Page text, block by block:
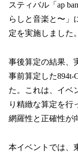
み
込
み
中
す
スティバル「ap
らしと音楽と〜」
定を実施しました。
事後算定の結果、
事前算定した894t-
た。これは、イベ
り精緻な算定を行
網羅性と正確性が
本イベントでは、